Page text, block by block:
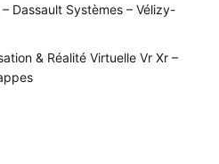
Dassault Systèmes – Vélizy-
& Réalité Virtuelle Vr Xr –